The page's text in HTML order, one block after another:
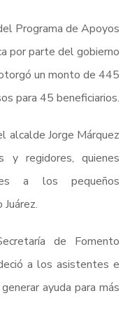
Programa de Apoyos
por parte del gobierno
un monto de 445
para 45 beneficiarios.
alcalde Jorge Márquez
y regidores, quienes
a los pequeños
de Fomento
a los asistentes e
ayuda para más